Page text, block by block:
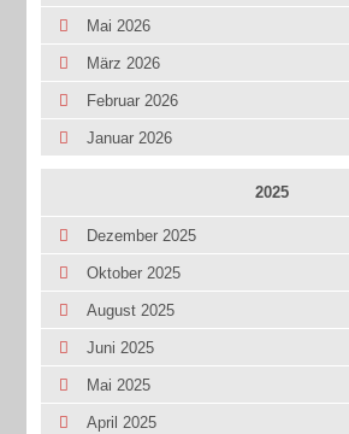
Mai 2026
März 2026
Februar 2026
Januar 2026
2025
Dezember 2025
Oktober 2025
August 2025
Juni 2025
Mai 2025
April 2025